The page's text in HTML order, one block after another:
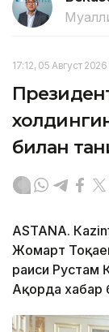
17:12, 05 Август 2026
билан
ASTANА.
Жомарт
раиси Рустам
Ақорда хабар